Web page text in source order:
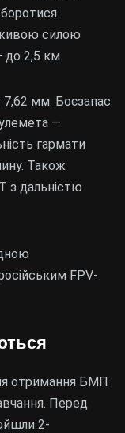
силою
до 2,5 км.
7,62 мм. Боєзапас
—
гармати
Також
з дальністю
FPV-
отримання БМП
Перед
2-